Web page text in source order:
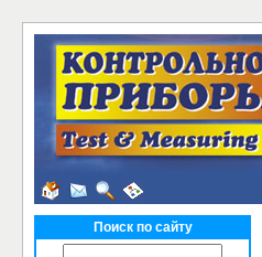
Поиск по сайту